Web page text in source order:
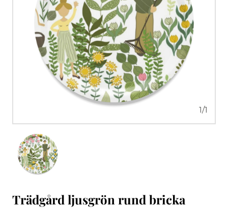
1/1
Trädgård ljusgrön rund bricka